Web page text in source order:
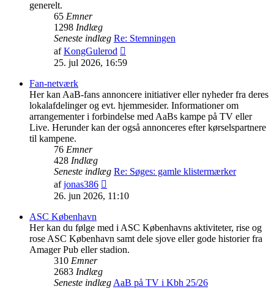
generelt.
65 Emner
1298 Indlæg
Seneste indlæg Re: Stemningen
afKongGulerod
det
25. jul 2026, 16:59
Fan-netværk
Her kan AaB-fans annoncere initiativer eller nyheder fra deres
lokalafdelinger og evt. hjemmesider. Informationer om
arrangementer i forbindelse med AaBs kampe på TV eller
Live. Herunder kan der også annonceres efter kørselspartnere
til kampene.
76 Emner
428 Indlæg
Seneste indlæg Re: Søges: gamle klistermærker
afjonas386
det
26. jun 2026, 11:10
ASC København
Her kan du følge med i ASC Københavns aktiviteter, rise og
rose ASC København samt dele sjove eller gode historier fra
Amager Pub eller stadion.
310 Emner
2683 Indlæg
Seneste indlægAaB på TV i Kbh 25/26